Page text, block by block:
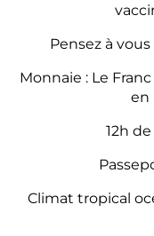
Pensez à
Monnaie : Le
en
12h
Climat tropical